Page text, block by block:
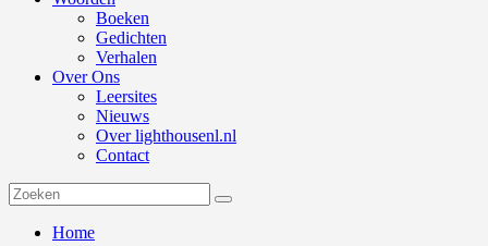
Boeken
Gedichten
Verhalen
Over Ons
Leersites
Nieuws
Over lighthousenl.nl
Contact
Home